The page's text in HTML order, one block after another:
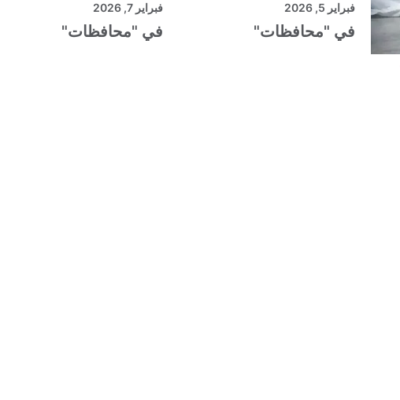
فبراير 5, 2026
في "محافظات"
فبراير 7, 2026
في "محافظات"